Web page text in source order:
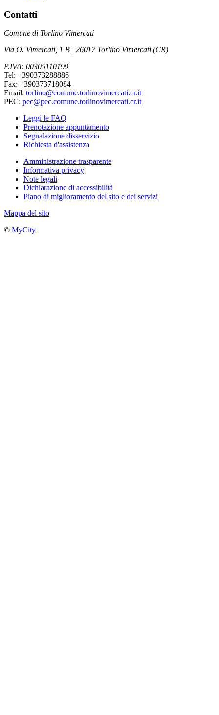
Contatti
Comune di Torlino Vimercati
Via O. Vimercati, 1 B | 26017 Torlino Vimercati (CR)
P.IVA: 00305110199
Tel: +390373288886
Fax: +390373718084
Email: torlino@comune.torlinovimercati.cr.it
PEC: pec@pec.comune.torlinovimercati.cr.it
Leggi le FAQ
Prenotazione appuntamento
Segnalazione disservizio
Richiesta d'assistenza
Amministrazione trasparente
Informativa privacy
Note legali
Dichiarazione di accessibilità
Piano di miglioramento del sito e dei servizi
Mappa del sito
© MyCity